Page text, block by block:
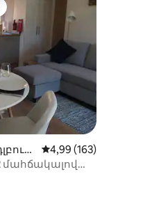
կարծիք
տները
Միջին վարկանիշը՝
4,99 (163)
մահճակալով